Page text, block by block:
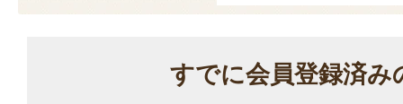
すでに会員登録済み